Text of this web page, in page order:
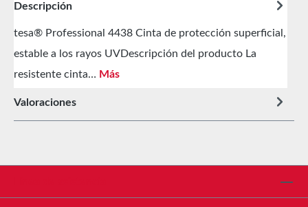
Descripción
tesa® Professional 4438 Cinta de protección superficial,
estable a los rayos UVDescripción del producto La
resistente cinta… Más
Valoraciones